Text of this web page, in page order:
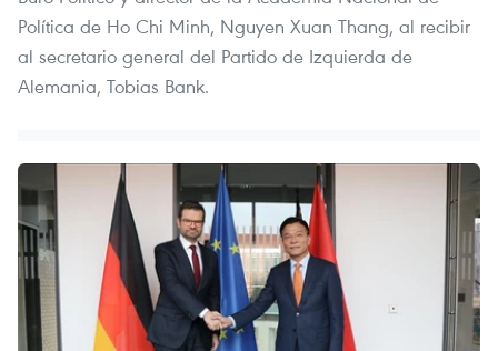
Política de Ho Chi Minh, Nguyen Xuan Thang, al recibir
al secretario general del Partido de Izquierda de
Alemania, Tobias Bank.